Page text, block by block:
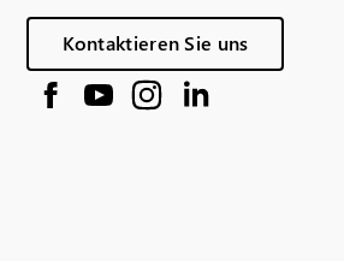
Kontaktieren Sie uns